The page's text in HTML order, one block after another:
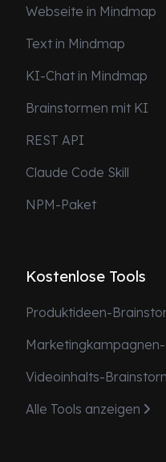
Webseite in Mindmap
Text in Mindmap
KI-Chat in Mindmap
Brainstormen mit KI
REST API
Claude Code Skill
NPM-Paket
Kostenlose Tools
Produktideen-
Videoinhalts-
Alle Tools anzeigen